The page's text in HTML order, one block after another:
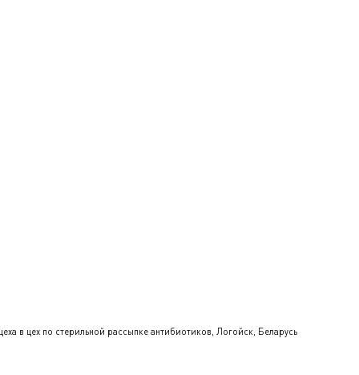
в цех по стерильной рассыпке антибиотиков, Логойск, Беларусь